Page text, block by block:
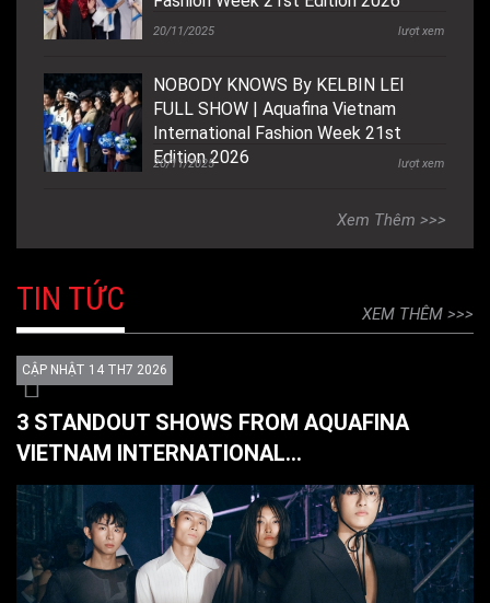
20/11/2025 lượt xem
NOBODY KNOWS By KELBIN LEI
FULL SHOW | Aquafina Vietnam
International Fashion Week 21st
Edition 2026
20/11/2025 lượt xem
Xem Thêm
TIN TỨC
CẬP NHẬT 14 TH7 2026
3 STANDOUT SHOWS FROM AQUAFINA
VIETNAM INTERNATIONAL...
XEM THÊM